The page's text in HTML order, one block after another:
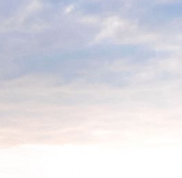
españoles, autores de
representados en esta
ha otorgado el primer
aérea de un ciclista
Krystle Wright,
su fotografía “
de Utah.
Simon Carter,